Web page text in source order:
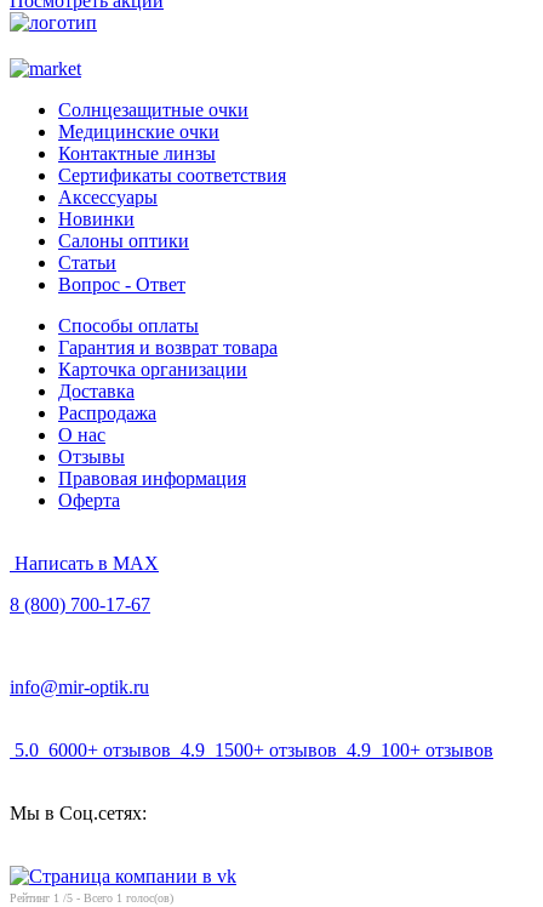
Солнцезащитные очки
Медицинские очки
Контактные линзы
Сертификаты соответствия
Аксессуары
Новинки
Салоны оптики
Статьи
Вопрос - Ответ
Способы оплаты
Гарантия и возврат товара
Карточка организации
Доставка
Распродажа
О нас
Отзывы
Правовая информация
Оферта
Написать в MAX
8 (800) 700-17-67
info@mir-optik.ru
5.0 6000+ отзывов 4.9 1500+ отзывов 4.9 100+ отзывов
Мы в Соц.сетях:
Рейтинг 1 /5 - Всего 1 голос(ов)